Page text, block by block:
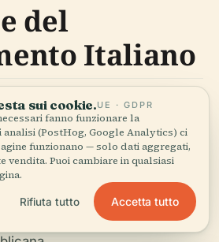
del
Italiano
da László Hudec e
esemplifica lo stile
con facciate simmetriche,
in pietra ornamentali
di mattoni rossi e dettagli in
cosmopolite di Shanghai
sui cookie.UE · GDPR
fanno funzionare la
analisi (PostHog, Google Analytics) ci
funzionano — solo dati aggregati,
vendita. Puoi cambiare in qualsiasi
Rifiuta tutto Accetta tutto